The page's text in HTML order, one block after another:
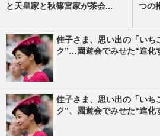
と天皇家と秋篠宮家が茶会...
つの
佳子さま、思い出の「いち
ク”…園遊会でみせた“進化
佳子さま、思い出の「いち
ク”、園遊会でみせた“進化